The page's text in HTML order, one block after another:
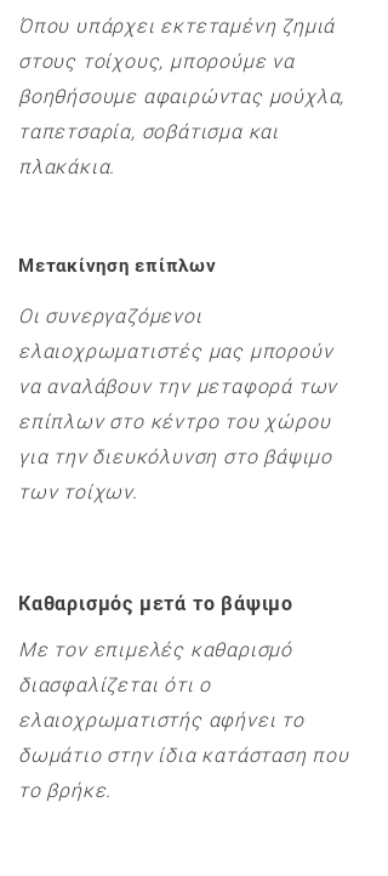
Όπου υπάρχει εκτεταμένη ζημιά
στους τοίχους, μπορούμε να
βοηθήσουμε αφαιρώντας μούχλα,
ταπετσαρία, σοβάτισμα και
πλακάκια.
Μετακίνηση επίπλων
Οι συνεργαζόμενοι
ελαιοχρωματιστές μας μπορούν
να αναλάβουν την μεταφορά των
επίπλων στο κέντρο του χώρου
για την διευκόλυνση στο βάψιμο
των τοίχων.
Καθαρισμός μετά το βάψιμο
Με τον επιμελές καθαρισμό
διασφαλίζεται ότι ο
ελαιοχρωματιστής αφήνει το
δωμάτιο στην ίδια κατάσταση που
το βρήκε.